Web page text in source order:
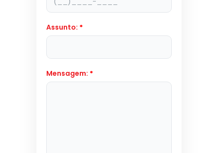
Assunto: *
Mensagem: *